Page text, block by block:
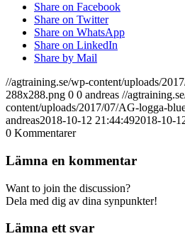
Share on Facebook
Share on Twitter
Share on WhatsApp
Share on LinkedIn
Share by Mail
//agtraining.se/wp-content/uploads/
288x288.png 0 0 andreas //
content/uploads/2017/07/AG-logga-
andreas2018-10-12 21:44:492018-10-
0 Kommentarer
Lämna en kommentar
Want to join the discussion?
Dela med dig av dina synpunkter!
Lämna ett svar